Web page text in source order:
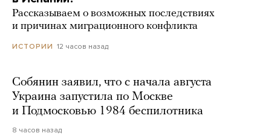
Рассказываем о возможных последствиях
и причинах миграционного конфликта
ИСТОРИИ 12 часов назад
Собянин заявил, что с начала августа
Украина запустила по Москве
и Подмосковью 1984 беспилотника
8 часов назад